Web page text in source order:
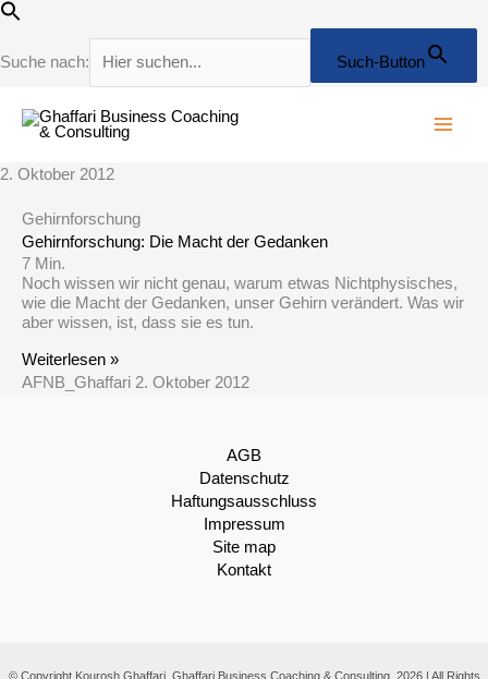
Suche nach: Such-Button
Zum
springen
2. Oktober 2012
Gehirnforschung
Gehirnforschung: Die Macht der Gedanken
7 Min.
Noch wissen wir nicht genau, warum etwas Nichtphysisches,
wie die Macht der Gedanken, unser Gehirn verändert. Was wir
aber wissen, ist, dass sie es tun.
Weiterlesen »
AFNB_Ghaffari 2. Oktober 2012
AGB
Datenschutz
Haftungsausschluss
Impressum
Site map
Kontakt
© Copyright Kourosh Ghaffari, Ghaffari Business Coaching & Consulting 2026 | All Rights